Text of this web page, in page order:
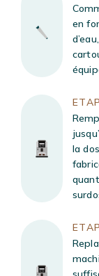
en
la